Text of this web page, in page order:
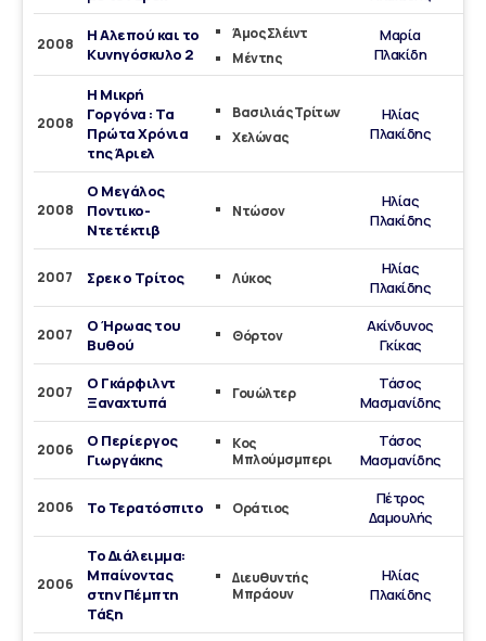
2008
Η Αλεπού και το
Κυνηγόσκυλο 2
Άμος Σλέιντ
Μέντης
Μαρία
Πλακίδη
2008
Η Μικρή
Γοργόνα : Τα
Πρώτα Χρόνια
της Άριελ
Βασιλιάς Τρίτων
Χελώνας
Ηλίας
Πλακίδης
2008
Ο Μεγάλος
Ποντικο-
Ντετέκτιβ
Ντώσον
Ηλίας
Πλακίδης
2007 Σρεκ ο Τρίτος Λύκος
Ηλίας
Πλακίδης
2007
O Ήρωας του
Βυθού
Θόρτον
Ακίνδυνος
Γκίκας
2007
Ο Γκάρφιλντ
Ξαναχτυπά
Γουώλτερ
Τάσος
Μασμανίδης
2006
Ο Περίεργος
Γιωργάκης
Κος
Μπλούμσμπερι
Τάσος
Μασμανίδης
2006 Το Τερατόσπιτο Οράτιος
Πέτρος
Δαμουλής
2006
Το Διάλειμμα:
Μπαίνοντας
στην Πέμπτη
Τάξη
Διευθυντής
Μπράουν
Ηλίας
Πλακίδης